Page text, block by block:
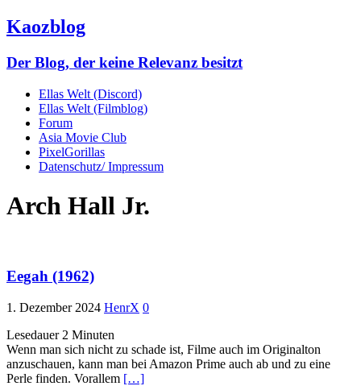
Kaozblog
Der Blog, der keine Relevanz besitzt
Ellas Welt (Discord)
Ellas Welt (Filmblog)
Forum
Asia Movie Club
PixelGorillas
Datenschutz/ Impressum
Arch Hall Jr.
Eegah (1962)
1. Dezember 2024 HenrX 0
Lesedauer 2 Minuten
Wenn man sich nicht zu schade ist, Filme auch im Originalton
anzuschauen, kann man bei Amazon Prime auch ab und zu eine
Perle finden. Vorallem […]